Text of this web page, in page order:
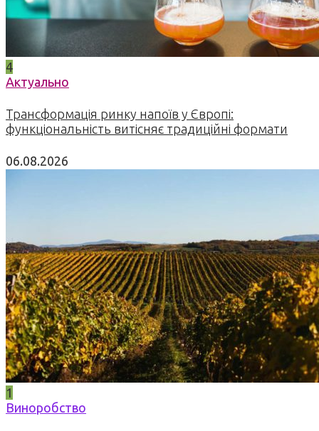
4
Актуально
Трансформація ринку напоїв у Європі:
функціональність витісняє традиційні формати
06.08.2026
1
Виноробство